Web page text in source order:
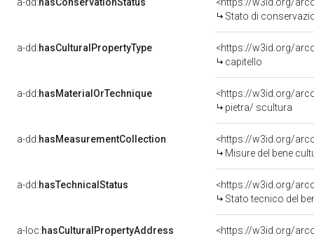
Stato di
a-dd:hasCulturalPropertyType
<https://w3id.org/
capitello
a-dd:hasMaterialOrTechnique
<https://w3id.org/
pietra/ scultura
a-dd:hasMeasurementCollection
<https://w3id.org/
Misure del bene
a-dd:hasTechnicalStatus
<https://w3id.org/
Stato tecnico del
a-loc:hasCulturalPropertyAddress <https://w3id.org/